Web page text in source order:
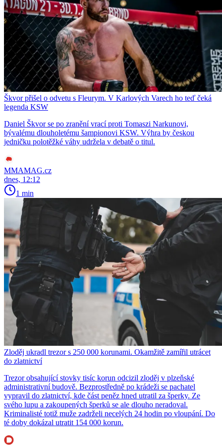
Škvor přišel o odvetu s Fleurym. V Karlových Varech ho teď čeká
legenda KSW
Daniel Škvor se po zranění vrací proti Tomaszi Narkunovi,
bývalému dlouholetému šampionovi KSW. Výhra by českou
jedničku polotěžké váhy udržela v debatě o titul.
MMAMAG.cz
dnes, 12:12
1 min
Zloděj ukradl trezor s 250 000 korunami. Okamžitě zamířil utrácet
do zlatnictví
Trezor obsahující stovky tisíc korun odcizil zloděj v plzeňské
administrativní budově. Bezprostředně po krádeži se pachatel
vypravil do zlatnictví, kde část peněz hned utratil za šperky. Ze
svého lupu a zakoupených šperků se ale dlouho neradoval.
Kriminalisté totiž muže zadrželi necelých 24 hodin po vloupání. Do
té doby dokázal utratit 154 000 korun.